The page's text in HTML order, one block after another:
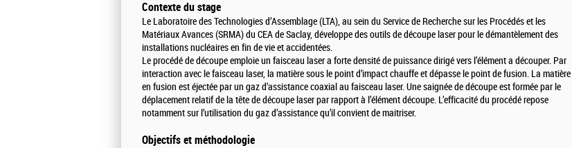
Contexte du stage
Le Laboratoire des Technologies d’Assemblage (LTA), au sein du Service de Recherche sur les Procédés et les
Matériaux Avances (SRMA) du CEA de Saclay, développe des outils de découpe laser pour le démantèlement des
installations nucléaires en fin de vie et accidentées.
Le procédé de découpe emploie un faisceau laser a forte densité de puissance dirigé vers l’élément a découper. Par
interaction avec le faisceau laser, la matière sous le point d’impact chauffe et dépasse le point de fusion. La matière
en fusion est éjectée par un gaz d’assistance coaxial au faisceau laser. Une saignée de découpe est formée par le
déplacement relatif de la tête de découpe laser par rapport à l’élément découpe. L’efficacité du procédé repose
notamment sur l’utilisation du gaz d’assistance qu’il convient de maitriser.
Objectifs et méthodologie